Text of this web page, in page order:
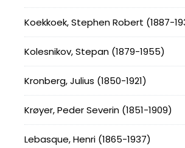
Koekkoek, Stephen Robert (1887-
Kolesnikov, Stepan (1879-1955)
Kronberg, Julius (1850-1921)
Krøyer, Peder Severin (1851-1909)
Lebasque, Henri (1865-1937)